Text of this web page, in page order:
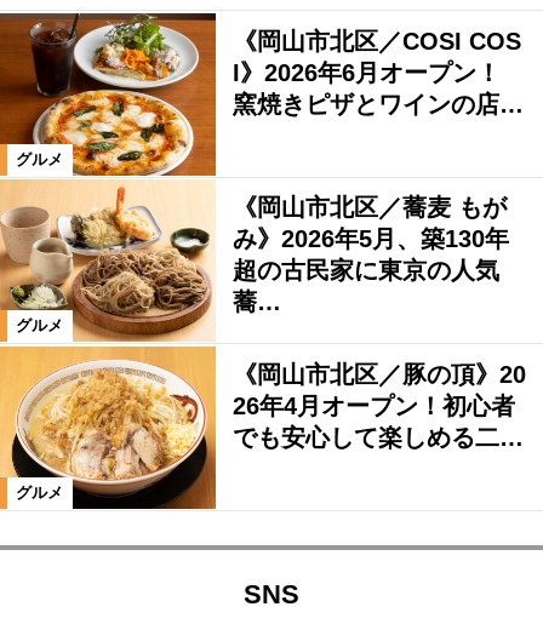
グルメ
《岡山市北区／COSI COS
I》2026年6月オープン！
窯焼きピザとワインの店…
グルメ
《岡山市北区／蕎麦 もが
み》2026年5月、築130年
超の古民家に東京の人気
蕎…
グルメ
《岡山市北区／豚の頂》20
26年4月オープン！初心者
でも安心して楽しめる二…
SNS